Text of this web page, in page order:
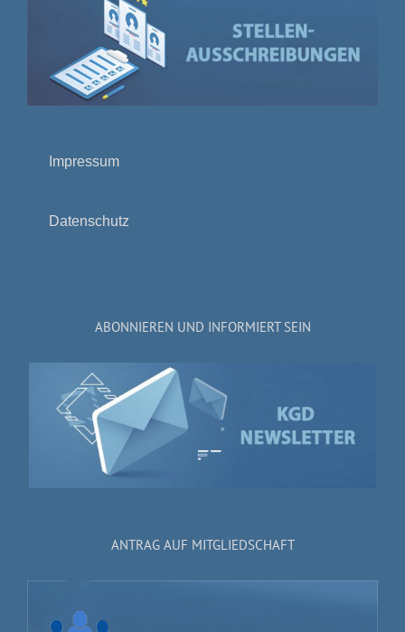
Impressum
Datenschutz
ABONNIEREN UND INFORMIERT SEIN
ANTRAG AUF MITGLIEDSCHAFT